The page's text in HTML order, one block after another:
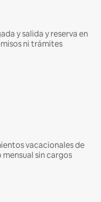
y salida y reserva en
ni trámites
vacacionales de
sin cargos